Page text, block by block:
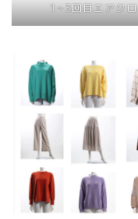
1~3回目エアクロ